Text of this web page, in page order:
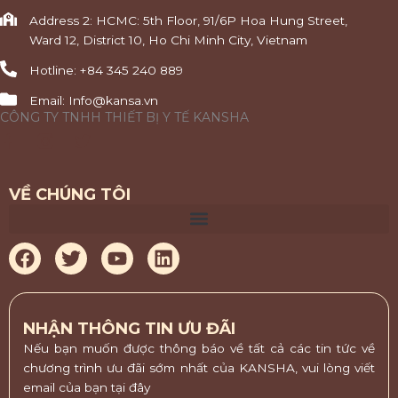
Address 2: HCMC: 5th Floor, 91/6P Hoa Hung Street,
Ward 12, District 10, Ho Chi Minh City, Vietnam
Hotline: +84 345 240 889
Email: Info@kansa.vn
CÔNG TY TNHH THIẾT BỊ Y TẾ KANSHA
e
b
k
-
t
t
VỀ CHÚNG TÔI
F
a
c
b
o
o
k
T
w
i
t
e
r
Y
o
u
u
b
e
L
i
n
e
d
i
NHẬN THÔNG TIN ƯU ĐÃI
Nếu bạn muốn được thông báo về tất cả các tin tức về
chương trình ưu đãi sớm nhất của KANSHA, vui lòng viết
email của bạn tại đây